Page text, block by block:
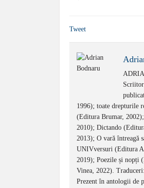
Tweet
1996); toate drepturile
(Editura Brumar,
2010); Dictando
2013); O vară întreagă
UNIVversuri (Editura
2019); Poezile și nopți
Vinea, 2022).
Prezent în antologii de